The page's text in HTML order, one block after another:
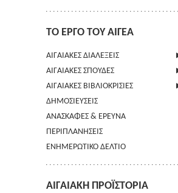
ΤΟ ΕΡΓΟ ΤΟΥ ΑΙΓΕΑ
ΑΙΓΑΙΑΚΕΣ ΔΙΑΛΕΞΕΙΣ
ΠΛΗΡΟΦΟΡΙΕΣ
ΑΙΓΑΙΑΚΕΣ ΣΠΟΥΔΕΣ
ΠΛΗΡΟΦΟΡΙΕΣ
ΟΔΗΓΙΕΣ ΠΡΟΣ ΣΥΓΓΡΑΦΕΙΣ
ΟΡΟΙ ΧΡΗΣΗΣ
ΕΠΙΚΟΙΝΩΝΙΑ
ΑΙΓΑΙΑΚΕΣ ΒΙΒΛΙΟΚΡΙΣΙΕΣ
ΠΛΗΡΟΦΟΡΙΕΣ
ΔΗΜΟΣΙΕΥΣΕΙΣ
ΑΝΑΣΚΑΦΕΣ & ΕΡΕΥΝΑ
ΠΕΡΙΠΛΑΝΗΣΕΙΣ
ΕΝΗΜΕΡΩΤΙΚΟ ΔΕΛΤΙΟ
ΑΙΓΑΙΑΚΗ ΠΡΟΪΣΤΟΡΙΑ